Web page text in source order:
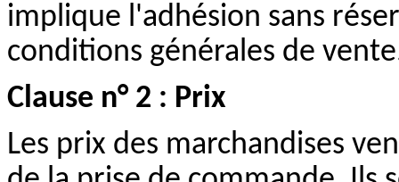
implique l'adhésion sans
conditions générales de
Clause n° 2 : Prix
Les prix des marchandises